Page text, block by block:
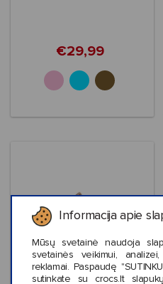
Informacija apie
Mūsų svetainė naudoja
svetainės veikimui,
reklamai. Paspaudę
sutinkate su crocs.lt
€29,99